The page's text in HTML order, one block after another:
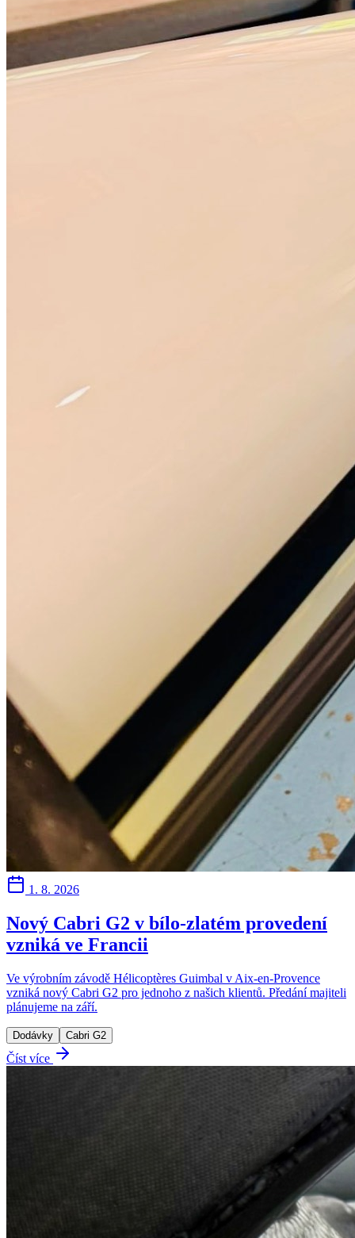
1. 8. 2026
Nový Cabri G2 v bílo-zlatém provedení
vzniká ve Francii
Ve výrobním závodě Hélicoptères Guimbal v Aix-en-Provence
vzniká nový Cabri G2 pro jednoho z našich klientů. Předání majiteli
plánujeme na září.
Dodávky Cabri G2
Číst více